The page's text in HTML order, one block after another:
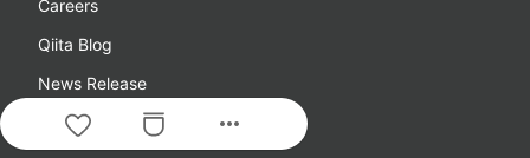
more_horiz
Careers
Qiita Blog
News Release